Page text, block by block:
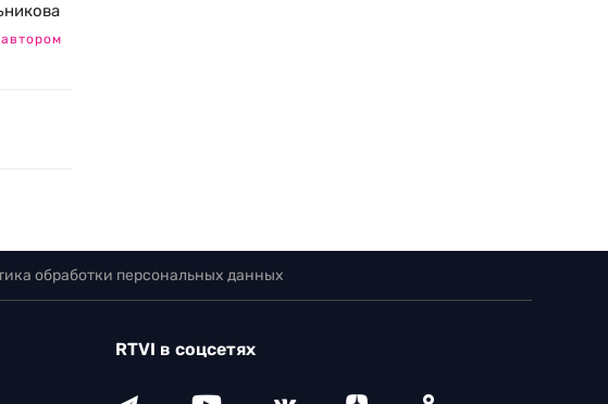
обработки персональных данных
RTVI в соцсетях